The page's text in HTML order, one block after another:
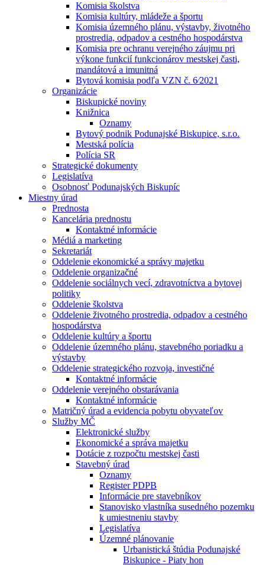
Komisia školstva
Komisia kultúry, mládeže a športu
Komisia územného plánu, výstavby, životného
prostredia, odpadov a cestného hospodárstva
Komisia pre ochranu verejného záujmu pri
výkone funkcií funkcionárov mestskej časti,
mandátová a imunitná
Bytová komisia podľa VZN č. 6⁄2021
Organizácie
Biskupické noviny
Knižnica
Oznamy
Bytový podnik Podunajské Biskupice, s.r.o.
Mestská polícia
Polícia SR
Strategické dokumenty
Legislatíva
Osobnosť Podunajských Biskupíc
Miestny úrad
Prednosta
Kancelária prednostu
Kontaktné informácie
Médiá a marketing
Sekretariát
Oddelenie ekonomické a správy majetku
Oddelenie organizačné
Oddelenie sociálnych vecí, zdravotníctva a bytovej
politiky
Oddelenie školstva
Oddelenie životného prostredia, odpadov a cestného
hospodárstva
Oddelenie kultúry a športu
Oddelenie územného plánu, stavebného poriadku a
výstavby
Oddelenie strategického rozvoja, investičné
Kontaktné informácie
Oddelenie verejného obstarávania
Kontaktné informácie
Matričný úrad a evidencia pobytu obyvateľov
Služby MČ
Elektronické služby
Ekonomické a správa majetku
Dotácie z rozpočtu mestskej časti
Stavebný úrad
Oznamy
Register PDPB
Informácie pre stavebníkov
Stanovisko vlastníka susedného pozemku
k umiestneniu stavby
Legislatíva
Územné plánovanie
Urbanistická štúdia Podunajské
Biskupice - Piaty hon